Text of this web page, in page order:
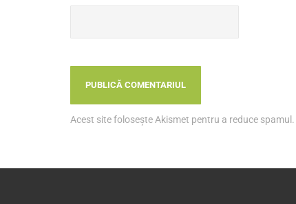
Acest site folosește Akismet pentru a reduce spamul.